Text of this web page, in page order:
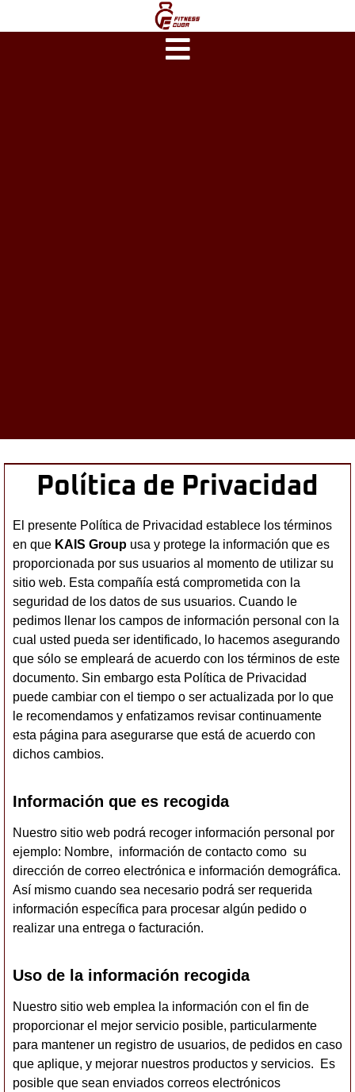
Política de Privacidad
El presente Política de Privacidad establece los términos
en que KAIS Group usa y protege la información que es
proporcionada por sus usuarios al momento de utilizar su
sitio web. Esta compañía está comprometida con la
seguridad de los datos de sus usuarios. Cuando le
pedimos llenar los campos de información personal con la
cual usted pueda ser identificado, lo hacemos asegurando
que sólo se empleará de acuerdo con los términos de este
documento. Sin embargo esta Política de Privacidad
puede cambiar con el tiempo o ser actualizada por lo que
le recomendamos y enfatizamos revisar continuamente
esta página para asegurarse que está de acuerdo con
dichos cambios.
Información que es recogida
Nuestro sitio web podrá recoger información personal por
ejemplo: Nombre, información de contacto como su
dirección de correo electrónica e información demográfica.
Así mismo cuando sea necesario podrá ser requerida
información específica para procesar algún pedido o
realizar una entrega o facturación.
Uso de la información recogida
Nuestro sitio web emplea la información con el fin de
proporcionar el mejor servicio posible, particularmente
para mantener un registro de usuarios, de pedidos en caso
que aplique, y mejorar nuestros productos y servicios. Es
posible que sean enviados correos electrónicos